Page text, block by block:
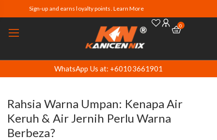
Sign-up and earns loyalty points. Learn More
0
WhatsApp Us at: +60103661901
Rahsia Warna Umpan: Kenapa Air
Keruh & Air Jernih Perlu Warna
Berbeza?